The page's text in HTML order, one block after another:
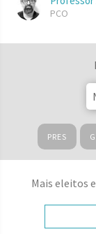
PCO
PRES
Mais eleitos